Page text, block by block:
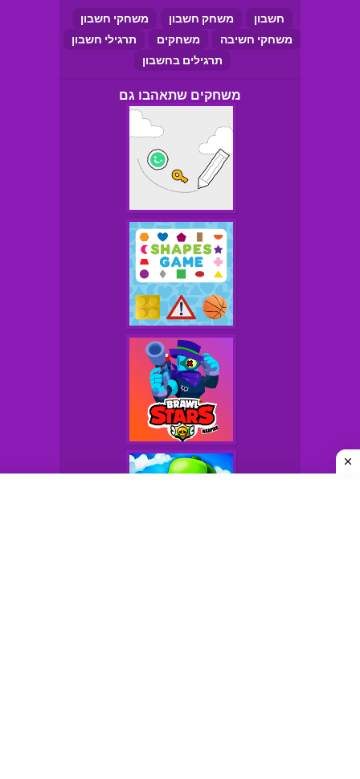
חשבון משחק חשבון
משחקי חשבון
משחקי חשיבה
משחקים
תרגילי חשבון
תרגילים בחשבון
משחקים שתאהבו גם